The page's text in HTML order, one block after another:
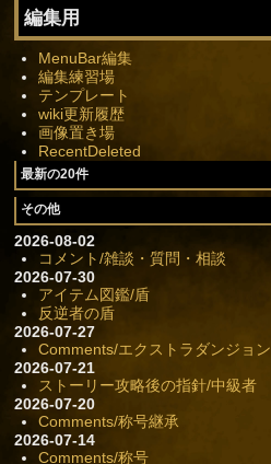
編集用
MenuBar編集
編集練習場
テンプレート
wiki更新履歴
画像置き場
RecentDeleted
最新の20件
その他
2026-08-02
コメント/雑談・質問・相談
2026-07-30
アイテム図鑑/盾
反逆者の盾
2026-07-27
Comments/エクストラダンジョン
2026-07-21
ストーリー攻略後の指針/中級者
2026-07-20
Comments/称号継承
2026-07-14
Comments/称号